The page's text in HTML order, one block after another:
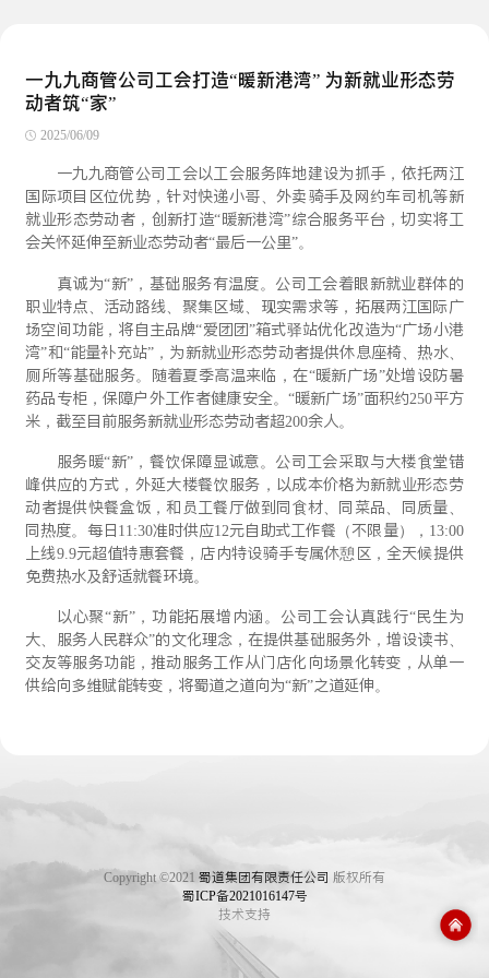
一九九商管公司工会打造“暖新港湾” 为新就业形态劳
动者筑“家”
2025/06/09
一九九商管公司工会以工会服务阵地建设为抓手，依托两江
国际项目区位优势，针对快递小哥、外卖骑手及网约车司机等新
就业形态劳动者，创新打造“暖新港湾”综合服务平台，切实将工
会关怀延伸至新业态劳动者“最后一公里”。
真诚为“新”，基础服务有温度。公司工会着眼新就业群体的
职业特点、活动路线、聚集区域、现实需求等，拓展两江国际广
场空间功能，将自主品牌“爱团团”箱式驿站优化改造为“广场小港
湾”和“能量补充站”，为新就业形态劳动者提供休息座椅、热水、
厕所等基础服务。随着夏季高温来临，在“暖新广场”处增设防暑
药品专柜，保障户外工作者健康安全。“暖新广场”面积约250平方
米，截至目前服务新就业形态劳动者超200余人。
服务暖“新”，餐饮保障显诚意。公司工会采取与大楼食堂错
峰供应的方式，外延大楼餐饮服务，以成本价格为新就业形态劳
动者提供快餐盒饭，和员工餐厅做到同食材、同菜品、同质量、
同热度。每日11:30准时供应12元自助式工作餐（不限量），13:00
上线9.9元超值特惠套餐，店内特设骑手专属休憩区，全天候提供
免费热水及舒适就餐环境。
以心聚“新”，功能拓展增内涵。公司工会认真践行“民生为
大、服务人民群众”的文化理念，在提供基础服务外，增设读书、
交友等服务功能，推动服务工作从门店化向场景化转变，从单一
供给向多维赋能转变，将蜀道之道向为“新”之道延伸。
Copyright ©2021 蜀道集团有限责任公司 版权所有
蜀ICP备2021016147号
技术支持